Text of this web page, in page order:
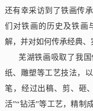
还有幸采访到了铁画传
们对铁画的历史及铁画
解，并对如何传承经典、
芜湖铁画吸取了我
纸、雕塑等工艺技法，
笔，经过出稿、剪、砸
活”“钻活”等工艺，精制